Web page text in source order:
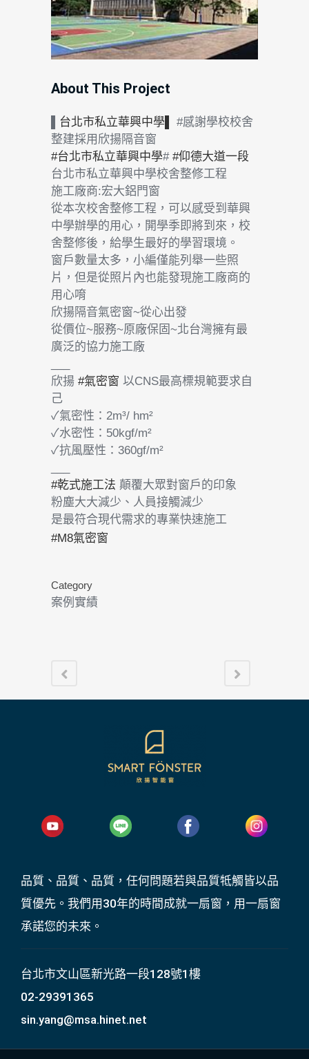
About This Project
台北市私立華興中學▌ #感謝學校校舍
整建採用欣揚隔音窗
#台北市私立華興中學# #仰德大道一段
台北市私立華興中學校舍整修工程
施工廠商:宏大鋁門窗
從本次校舍整修工程，可以感受到華興
中學辦學的用心，開學季即將到來，校
舍整修後，給學生最好的學習環境。
窗戶數量太多，小編僅能列舉一些照
片，但是從照片內也能發現施工廠商的
用心唷
欣揚隔音氣密窗~從心出發
從價位~服務~原廠保固~北台灣擁有最
廣泛的協力施工廠
欣揚 #氣密窗 以CNS最高標規範要求自
己
✓氣密性：2m³/ hm²
✓水密性：50kgf/m²
✓抗風壓性：360gf/m²
#乾式施工法 顛覆大眾對窗戶的印象
粉塵大大減少、人員接觸減少
是最符合現代需求的專業快速施工
#M8氣密窗
Category
案例實績
品質、品質、品質，任何問題若與品質牴觸皆以品
質優先。我們用30年的時間成就一扇窗，用一扇窗
承諾您的未來。
台北市文山區新光路一段128號1樓
02-29391365
sin.yang@msa.hinet.net